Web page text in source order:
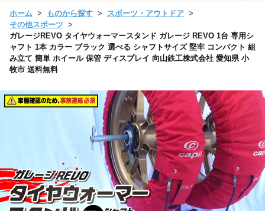
ホーム ものから探す
スポーツ・アウトドア
その他スポーツ
ガレージREVO タイヤウォーマースタンド ガレージ REVO 1台 専用シ
ャフト 1本 カラー ブラック 選べる シャフトサイズ 堅牢 コンパクト 組
み立て 簡単 ホイール 保管 ディスプレイ 向山鉄工株式会社 愛知県 小
牧市 送料無料